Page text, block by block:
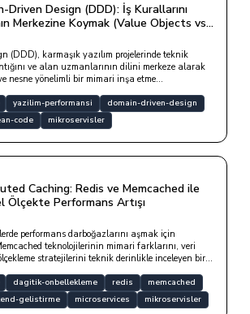
Driven Design (DDD): İş Kurallarını
Merkezine Koymak (Value Objects vs.
(DDD), karmaşık yazılım projelerinde teknik
ve alan uzmanlarının dilini merkeze alarak
nesne yönelimli bir mimari inşa etme
yazilim-performansi
domain-driven-design
code mikroservisler
Caching: Redis ve Memcached ile
Ölçekte Performans Artışı
performans darboğazlarını aşmak için
teknolojilerinin mimari farklarını, veri
stratejilerini teknik derinlikle inceleyen bir
dagitik-onbellekleme redis
memcached
gelistirme microservices mikroservisler